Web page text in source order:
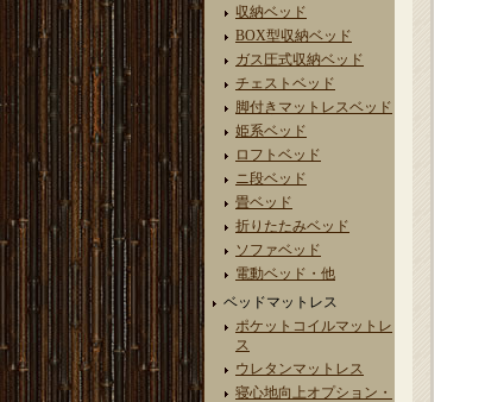
収納ベッド
BOX型収納ベッド
ガス圧式収納ベッド
チェストベッド
脚付きマットレスベッド
姫系ベッド
ロフトベッド
ニ段ベッド
畳ベッド
折りたたみベッド
ソファベッド
電動ベッド・他
ベッドマットレス
ポケットコイルマットレ
ス
ウレタンマットレス
寝心地向上オプション・